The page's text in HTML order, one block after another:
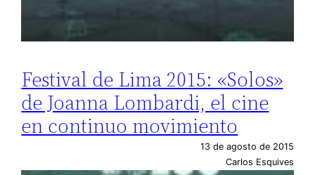
Festival de Lima 2015: «Solos»
de Joanna Lombardi, el cine
en continuo movimiento
13 de agosto de 2015
Carlos Esquives